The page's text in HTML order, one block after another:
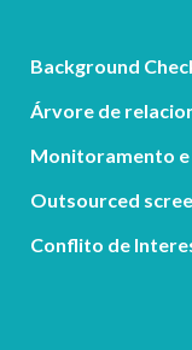
Background
Árvore de
Monitoramento
Outsourced
Conflito de